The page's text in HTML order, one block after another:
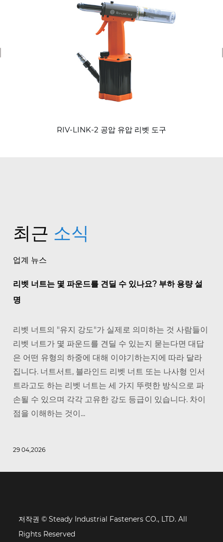
RIV-LINK-2 공압 유압 리벳 도구
최근 소식
업계 뉴스
리벳 너트는 몇 파운드를 견딜 수 있나요? 부하 용량 설
명
리벳 너트의 "유지 강도"가 실제로 의미하는 것 사람들이
리벳 너트가 몇 파운드를 견딜 수 있는지 묻는다면 대답
은 어떤 유형의 하중에 대해 이야기하는지에 따라 달라
집니다. 너트서트, 블라인드 리벳 너트 또는 나사형 인서
트라고도 하는 리벳 너트는 세 가지 뚜렷한 방식으로 파
손될 수 있으며 각각 고유한 강도 등급이 있습니다. 차이
점을 이해하는 것이...
29 04,2026
저작권 © Steady Industrial Fasteners CO., LTD. All
Rights Reserved